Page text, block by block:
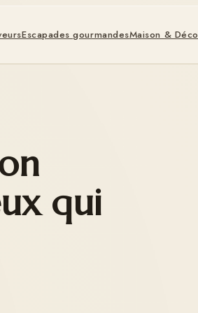
Escapades gourmandesMaison & Déco
qui